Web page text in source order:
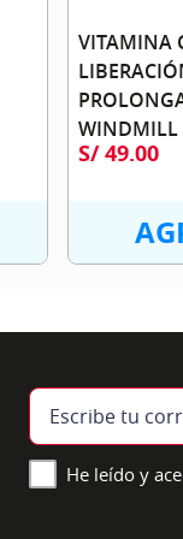
VITAMINA
WINDMILL
S/ 49.00
He leído y